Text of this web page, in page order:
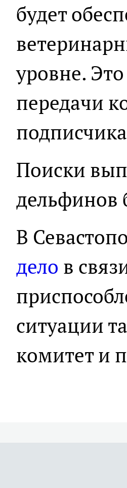
будет
уровне.
передачи
Поиски
дельфинов
В
дело в
ситуации
комитет и